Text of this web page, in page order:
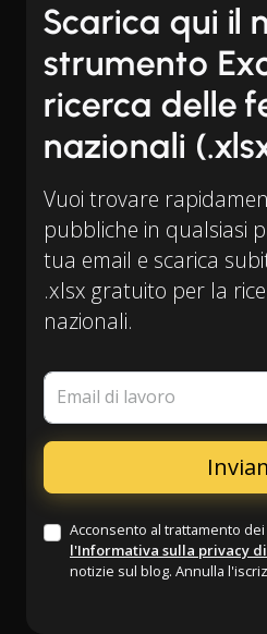
Scarica qui il
strumento
ricerca delle
nazionali
Vuoi trovare
pubbliche in qualsiasi
tua email e scarica
.xlsx gratuito per la
nazionali.
Email di lavoro
Acconsento al trattamento
l'Informativa sulla privacy di
notizie sul blog. Annulla